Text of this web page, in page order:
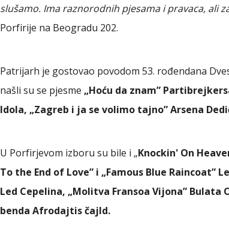
slušamo. Ima raznorodnih pjesama i pravaca, ali
Porfirije na Beogradu 202.
Patrijarh je gostovao povodom 53. rođendana
našli su se pjesme „Hoću da znam”
Idola, „Zagreb i ja se volimo tajno” Arsena
U Porfirjevom izboru su bile i „Knockin' On
To the End of Love” i „Famous Blue Raincoat”
Led Cepelina, „Molitva Fransoa Vijona” Bulata
benda Afrodajtis čajld.